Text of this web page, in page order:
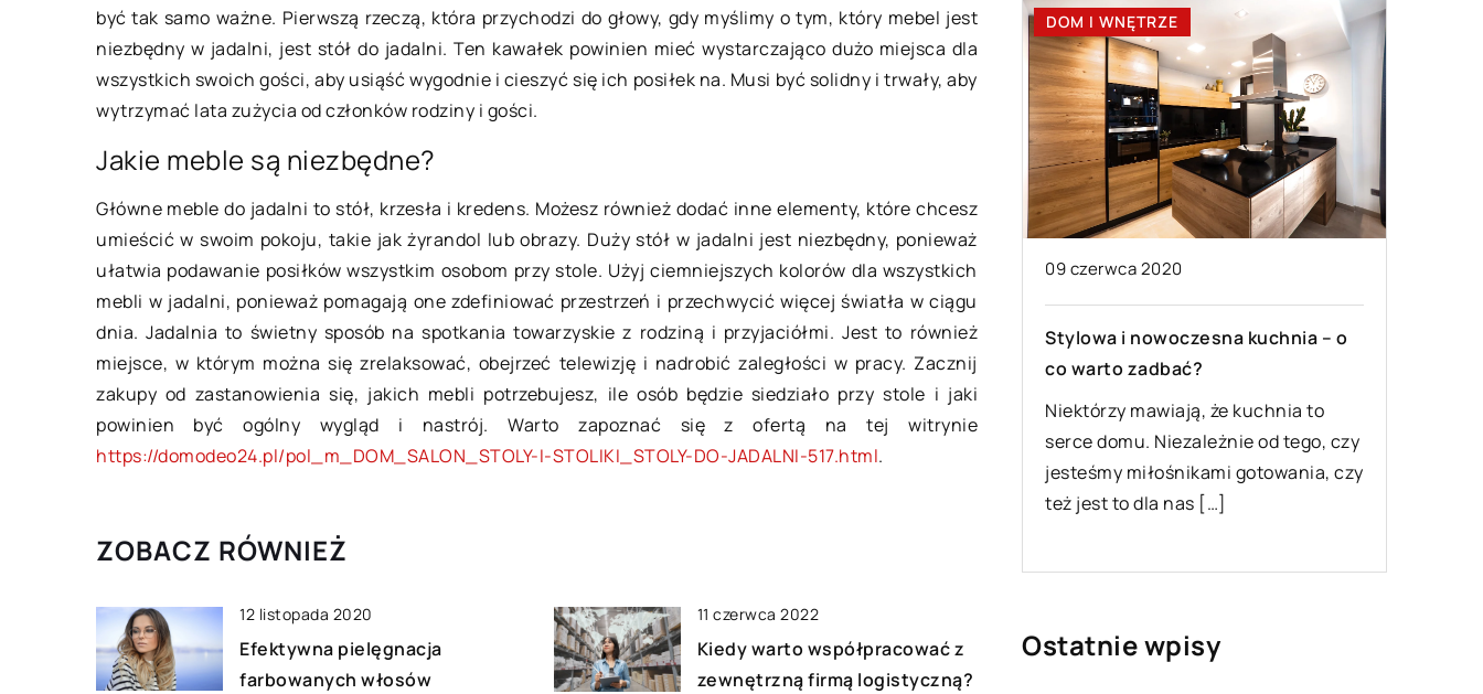
być tak samo ważne. Pierwszą rzeczą, która przychodzi do głowy, gdy myślimy o tym, który mebel jest
niezbędny w jadalni, jest stół do jadalni. Ten kawałek powinien mieć wystarczająco dużo miejsca dla
wszystkich swoich gości, aby usiąść wygodnie i cieszyć się ich posiłek na. Musi być solidny i trwały, aby
wytrzymać lata zużycia od członków rodziny i gości.
Jakie meble są niezbędne?
Główne meble do jadalni to stół, krzesła i kredens. Możesz również dodać inne elementy, które chcesz
umieścić w swoim pokoju, takie jak żyrandol lub obrazy. Duży stół w jadalni jest niezbędny, ponieważ
ułatwia podawanie posiłków wszystkim osobom przy stole. Użyj ciemniejszych kolorów dla wszystkich
mebli w jadalni, ponieważ pomagają one zdefiniować przestrzeń i przechwycić więcej światła w ciągu
dnia. Jadalnia to świetny sposób na spotkania towarzyskie z rodziną i przyjaciółmi. Jest to również
miejsce, w którym można się zrelaksować, obejrzeć telewizję i nadrobić zaległości w pracy. Zacznij
zakupy od zastanowienia się, jakich mebli potrzebujesz, ile osób będzie siedziało przy stole i jaki
powinien być ogólny wygląd i nastrój. Warto zapoznać się z ofertą na tej witrynie
https://domodeo24.pl/pol_m_DOM_SALON_STOLY-I-STOLIKI_STOLY-DO-JADALNI-517.html.
ZOBACZ RÓWNIEŻ
12 listopada 2020
Efektywna pielęgnacja
farbowanych włosów
11 czerwca 2022
Kiedy warto współpracować z
zewnętrzną firmą logistyczną?
DOM I WNĘTRZE
28 listopada 2020
Pomysłowy prezent pod choinkę –
co wybrać dla bliskich?
Wielkimi krokami zbliża się koniec
tego ciężkiego dla wszystkich roku.
Miłym akcentem, na który czeka
BIZNES I MARKETING
15 stycznia 2020
Jak wyposażyć biuro, by pracować
efektywniej?
Wyposażenie biura nie musi
nadwyrężać budżetu naszej firmy.
Jeśli chcemy pracować efektywniej,
DOM I WNĘTRZE
09 czerwca 2020
Stylowa i nowoczesna kuchnia – o
co warto zadbać?
Niektórzy mawiają, że kuchnia to
serce domu. Niezależnie od tego, czy
jesteśmy miłośnikami gotowania, czy
też jest to dla nas […]
DOM I WNĘTRZE
Pomysłowy prezent
Wielkimi krokami zbliża
tego ciężkiego dla
Miłym akcentem, na
Ostatnie wpisy